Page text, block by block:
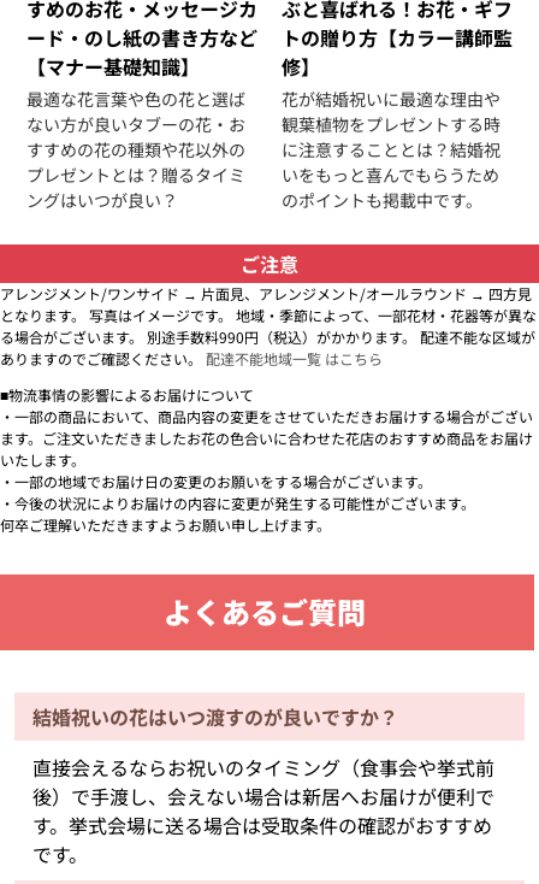
すめのお花・メッセージカ
ード・のし紙の書き方など
【マナー基礎知識】
最適な花言葉や色の花と選ば
ない方が良いタブーの花・お
すすめの花の種類や花以外の
プレゼントとは？贈るタイミ
ングはいつが良い？
ぶと喜ばれる！お花・ギフ
トの贈り方【カラー講師監
修】
花が結婚祝いに最適な理由や
観葉植物をプレゼントする時
に注意することとは？結婚祝
いをもっと喜んでもらうため
のポイントも掲載中です。
ご注意
アレンジメント/ワンサイド → 片面見、アレンジメント/オールラウンド → 四方見
となります。 写真はイメージです。 地域・季節によって、一部花材・花器等が異な
る場合がございます。 別途手数料990円（税込）がかかります。 配達不能な区域が
ありますのでご確認ください。 配達不能地域一覧 はこちら
■物流事情の影響によるお届けについて
・一部の商品において、商品内容の変更をさせていただきお届けする場合がござい
ます。ご注文いただきましたお花の色合いに合わせた花店のおすすめ商品をお届け
いたします。
・一部の地域でお届け日の変更のお願いをする場合がございます。
・今後の状況によりお届けの内容に変更が発生する可能性がございます。
何卒ご理解いただきますようお願い申し上げます。
よくあるご質問
結婚祝いの花はいつ渡すのが良いですか？
直接会えるならお祝いのタイミング（食事会や挙式前
後）で手渡し、会えない場合は新居へお届けが便利で
す。挙式会場に送る場合は受取条件の確認がおすすめ
です。